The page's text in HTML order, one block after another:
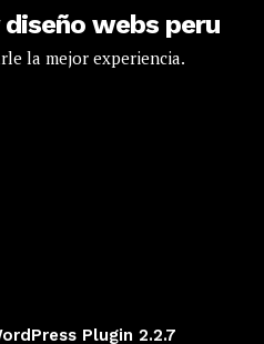
webs peru
la mejor experiencia.
Plugin 2.2.7